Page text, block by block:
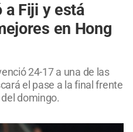
Fiji y está
en Hong
24-17 a una de las
el pase a la final frente
domingo.